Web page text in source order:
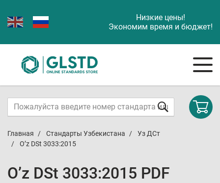
Низкие цены!
Экономим время и бюджет!
Главная Стандарты Узбекистана
Уз ДСт
O’z DSt 3033:2015
O’z DSt 3033:2015 PDF